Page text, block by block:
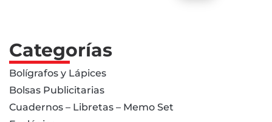
Categorías
Bolígrafos y Lápices
Bolsas Publicitarias
Cuadernos – Libretas – Memo Set